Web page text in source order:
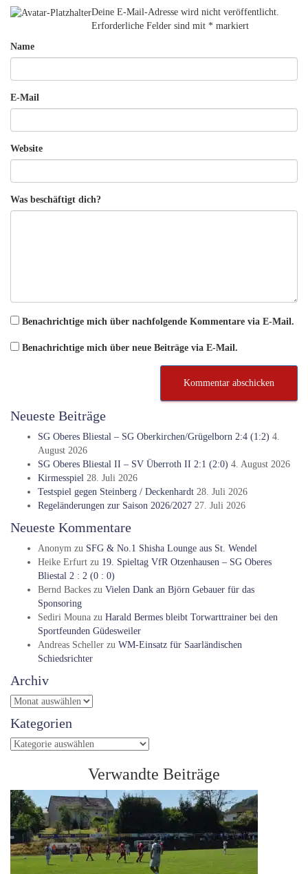
Deine E-Mail-Adresse wird nicht veröffentlicht.
Erforderliche Felder sind mit * markiert
Name
E-Mail
Website
Was beschäftigt dich?
Benachrichtige mich über nachfolgende Kommentare via E-Mail.
Benachrichtige mich über neue Beiträge via E-Mail.
Neueste Beiträge
SG Oberes Bliestal – SG Oberkirchen/Grügelborn 2:4 (1:2) 4.
August 2026
SG Oberes Bliestal II – SV Überroth II 2:1 (2:0) 4. August 2026
Kirmesspiel 28. Juli 2026
Testspiel gegen Steinberg / Deckenhardt 28. Juli 2026
Regeländerungen zur Saison 2026/2027 27. Juli 2026
Neueste Kommentare
Anonym zu SFG & No.1 Shisha Lounge aus St. Wendel
Heike Erfurt zu 19. Spieltag VfR Otzenhausen – SG Oberes
Bliestal 2 : 2 (0 : 0)
Bernd Backes zu Vielen Dank an Björn Gebauer für das
Sponsoring
Sediri Mouna zu Harald Bermes bleibt Torwarttrainer bei den
Sportfeunden Güdesweiler
Andreas Scheller zu WM-Einsatz für Saarländischen
Schiedsrichter
Archiv
Archiv
Kategorien
Kategorien
Verwandte Beiträge